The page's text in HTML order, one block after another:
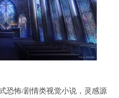
恐怖/剧情类视觉小说，灵感源